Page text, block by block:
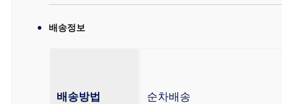
배송정보
배송방법 순차배송